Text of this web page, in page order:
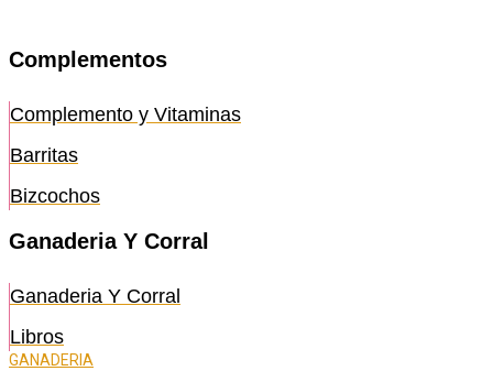
Complementos
Complemento y Vitaminas
Barritas
Bizcochos
Ganaderia Y Corral
Ganaderia Y Corral
Libros
GANADERIA